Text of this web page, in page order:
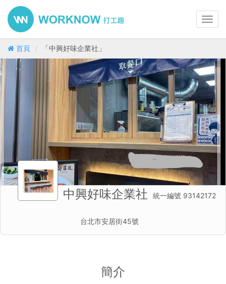
首頁 「中興好味企業社」
中興好味企業社 統一編號 93142172
台北市安居街45號
簡介